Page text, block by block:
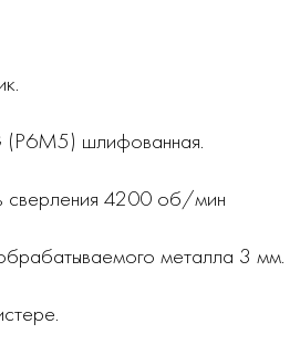
(Р6М5) шлифованная.
сверления 4200 об/мин
металла 3 мм.